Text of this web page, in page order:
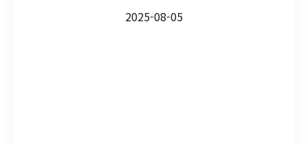
2025-08-05